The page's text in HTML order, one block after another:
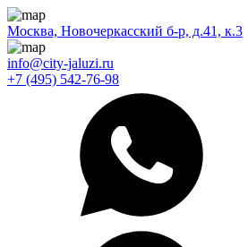
Москва, Новочеркасский б-р, д.41, к.3
info@city-jaluzi.ru
+7 (495) 542-76-98